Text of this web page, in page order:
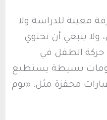
معينة للدراسة ولا
ولا ينبغي أن تحتوي
حركة الطفل في
بسيطة يستطيع
محفزة مثل: «يوم